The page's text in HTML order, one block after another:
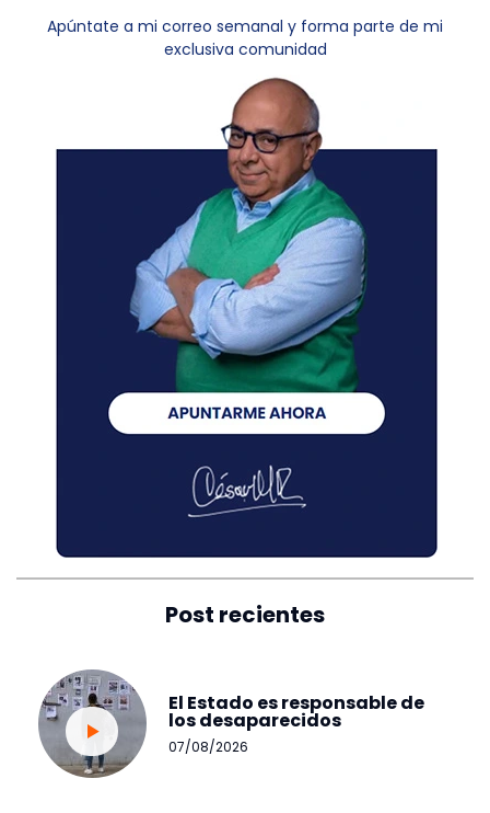
Apúntate a mi correo semanal y forma parte de mi
exclusiva comunidad
Post recientes
El Estado es responsable de
los desaparecidos
07/08/2026